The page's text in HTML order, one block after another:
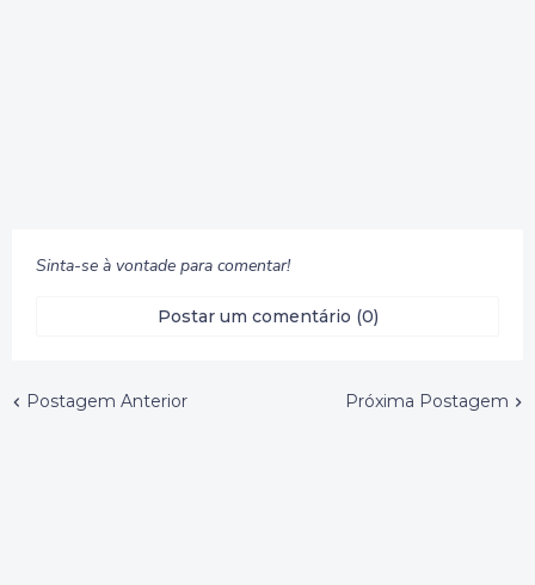
Sinta-se à vontade para comentar!
Postar um comentário (0)
Postagem Anterior Próxima Postagem